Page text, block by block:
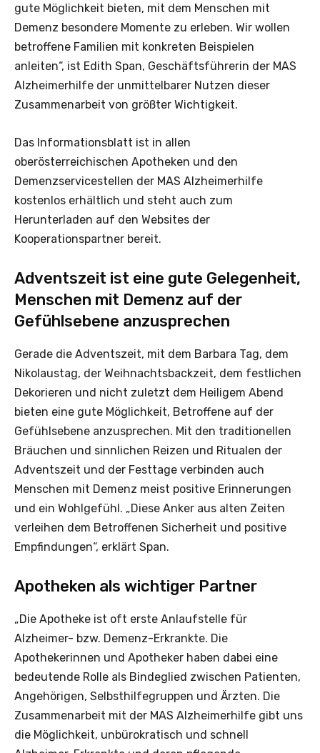
gute Möglichkeit bieten, mit dem Menschen mit
Demenz besondere Momente zu erleben. Wir wollen
betroffene Familien mit konkreten Beispielen
anleiten“, ist Edith Span, Geschäftsführerin der MAS
Alzheimerhilfe der unmittelbarer Nutzen dieser
Zusammenarbeit von größter Wichtigkeit.
Das Informationsblatt ist in allen
oberösterreichischen Apotheken und den
Demenzservicestellen der MAS Alzheimerhilfe
kostenlos erhältlich und steht auch zum
Herunterladen auf den Websites der
Kooperationspartner bereit.
Adventszeit ist eine gute Gelegenheit,
Menschen mit Demenz auf der
Gefühlsebene anzusprechen
Gerade die Adventszeit, mit dem Barbara Tag, dem
Nikolaustag, der Weihnachtsbackzeit, dem festlichen
Dekorieren und nicht zuletzt dem Heiligem Abend
bieten eine gute Möglichkeit, Betroffene auf der
Gefühlsebene anzusprechen. Mit den traditionellen
Bräuchen und sinnlichen Reizen und Ritualen der
Adventszeit und der Festtage verbinden auch
Menschen mit Demenz meist positive Erinnerungen
und ein Wohlgefühl. „Diese Anker aus alten Zeiten
verleihen dem Betroffenen Sicherheit und positive
Empfindungen“, erklärt Span.
Apotheken als wichtiger Partner
„Die Apotheke ist oft erste Anlaufstelle für
Alzheimer- bzw. Demenz-Erkrankte. Die
Apothekerinnen und Apotheker haben dabei eine
bedeutende Rolle als Bindeglied zwischen Patienten,
Angehörigen, Selbsthilfegruppen und Ärzten. Die
Zusammenarbeit mit der MAS Alzheimerhilfe gibt uns
die Möglichkeit, unbürokratisch und schnell